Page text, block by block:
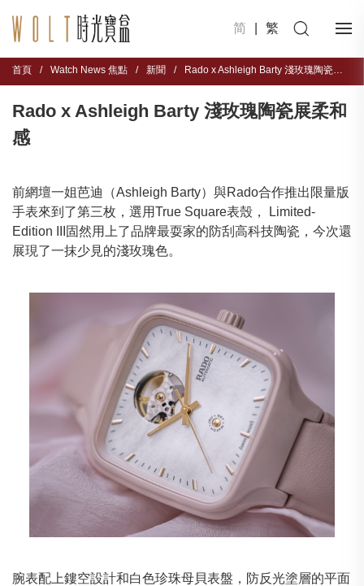
简 繁
首頁 / Watch News 焦點 / 新聞 / Rado x Ashleigh Barty 淺玫瑰陶瓷展柔和感
Rado x Ashleigh Barty 淺玫瑰陶瓷展柔和
感
前網壇一姐芭迪（Ashleigh Barty）與Rado合作推出限量版
手表來到了第三枚，選用True Square表殼， Limited-
Edition III固然用上了品牌最耍家的防刮高科技陶瓷，今次還
展現了一抹少見的淺玫瑰色。
腕表配上鏤空設計和白色珍珠母貝表盤，防反光塗層的平面